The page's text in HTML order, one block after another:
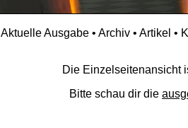
Aktuelle Ausgabe• Archiv• Artikel •
Die Einzelseitenansicht
Bitte schau dir die